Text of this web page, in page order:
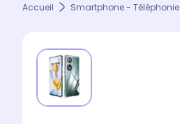
Accueil Smartphone - Téléphonie